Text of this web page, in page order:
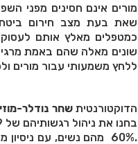
מורים אינם חסינים מפני
שאת בעת מצב חירום
כמטפלים מאלץ אותם
שונים מאלה שהם באמת
ללחץ משמעותי עבור מורים
הדוקטורנטיתשחר נודלר-